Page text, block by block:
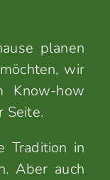
planen
wir
Know-how
Seite.
Tradition in
Aber auch